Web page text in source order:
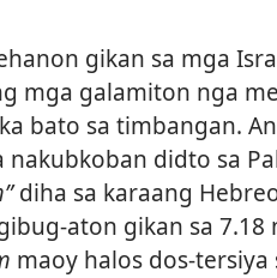
gikan sa mga
mga galamiton nga
bato sa timbangan.
didto sa
diha sa karaang
aton gikan sa 7.18
maoy halos dos-tersiya